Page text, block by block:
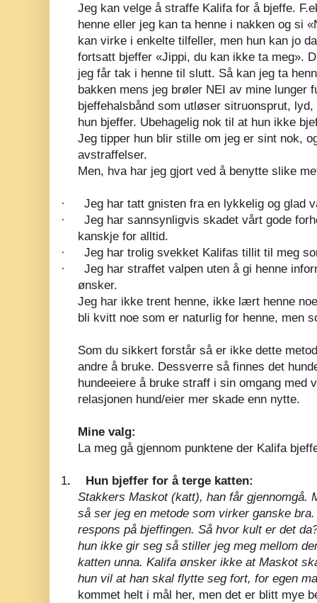
Jeg kan velge å straffe Kalifa for å bjeffe.
henne eller jeg kan ta henne i nakken og si
kan virke i enkelte tilfeller, men hun kan jo
fortsatt bjeffer «Jippi, du kan ikke ta meg».
jeg får tak i henne til slutt. Så kan jeg ta
bakken mens jeg brøler NEI av mine lunger
bjeffehalsbånd som utløser sitruonsprut,
hun bjeffer. Ubehagelig nok til at hun ikke
Jeg tipper hun blir stille om jeg er sint nok,
avstraffelser.
Men, hva har jeg gjort ved å benytte slike
·
Jeg har tatt gnisten fra en lykkelig og glad
·
Jeg har sannsynligvis skadet vårt gode
kanskje for alltid.
·
Jeg har trolig svekket Kalifas tillit til meg
·
Jeg har straffet valpen uten å gi henne
ønsker.
Jeg har ikke trent henne, ikke lært henne
bli kvitt noe som er naturlig for henne, men
Som du sikkert forstår så er ikke dette
andre å bruke. Dessverre så finnes det
hundeeiere å bruke straff i sin omgang med
relasjonen hund/eier mer skade enn nytte.
Mine valg:
La meg gå gjennom punktene der Kalifa
1.
Hun bjeffer for å terge katten:
Stakkers Maskot (katt), han får gjennomgå.
så ser jeg en metode som virker ganske
respons på bjeffingen. Så hvor kult er det
hun ikke gir seg så stiller jeg meg mellom
katten unna. Kalifa ønsker ikke at Maskot
hun vil at han skal flytte seg fort, for egen
kommet helt i mål her, men det er blitt mye